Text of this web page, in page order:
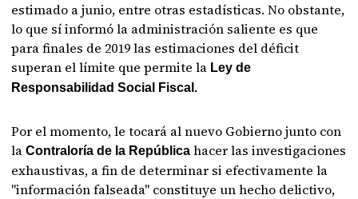
estimado a junio, entre otras estadísticas. No obstante,
lo que sí informó la administración saliente es que
para finales de 2019 las estimaciones del déficit
superan el límite que permite la Ley de
Responsabilidad Social Fiscal.
Por el momento, le tocará al nuevo Gobierno junto con
laContraloría de la Repúblicahacer las investigaciones
exhaustivas, a fin de determinar si efectivamente la
"información falseada" constituye un hecho delictivo,